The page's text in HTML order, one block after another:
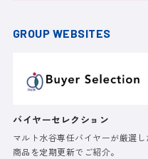
GROUP WEBSITES
バイヤーセレクション
マルト水谷専任バイヤーが厳選し
商品を定期更新でご紹介。